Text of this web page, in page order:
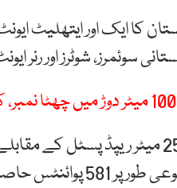
2024 میں پاکستان کا ایک اور
سوئمرز، شوٹرز اور رنر
گزشتہ روز پیرس اولمپکس میں 25
مراحل میں جی ایم